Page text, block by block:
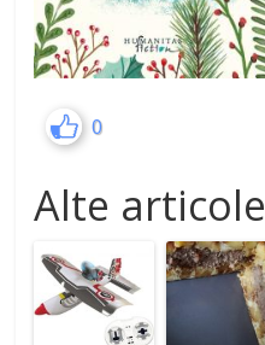
0
Alte articole